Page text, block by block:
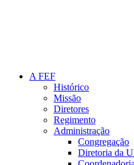
A FEF
Histórico
Missão
Diretores
Regimento
Administração
Congregação
Diretoria da